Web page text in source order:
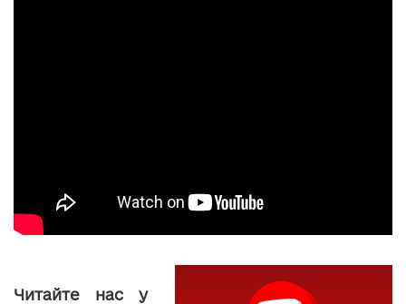
Читайте нас у